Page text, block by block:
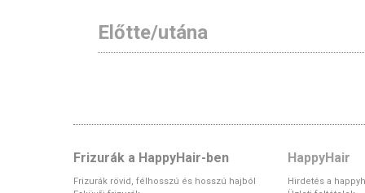
Előtte/utána
Frizurák a HappyHair-ben
Frizurák rövid, félhosszú és hosszú hajból
HappyHair
Hirdetés a